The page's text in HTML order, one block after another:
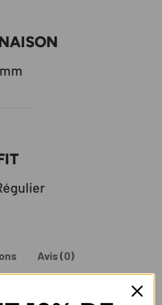
Avis (0)